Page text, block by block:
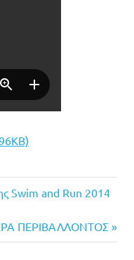
Swim and Run 2014
ΠΕΡΙΒΑΛΛΟΝΤΟΣ